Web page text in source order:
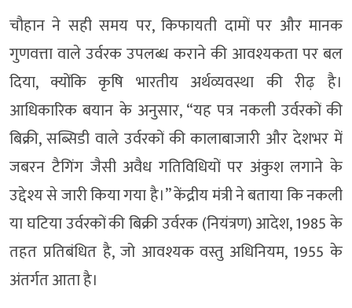
चौहान ने सही समय पर, किफायती दामों पर और मानक
गुणवत्ता वाले उर्वरक उपलब्ध कराने की आवश्यकता पर बल
दिया, क्योंकि कृषि भारतीय अर्थव्यवस्था की रीढ़ है।
आधिकारिक बयान के अनुसार, “यह पत्र नकली उर्वरकों की
बिक्री, सब्सिडी वाले उर्वरकों की कालाबाजारी और देशभर में
जबरन टैगिंग जैसी अवैध गतिविधियों पर अंकुश लगाने के
उद्देश्य से जारी किया गया है।” केंद्रीय मंत्री ने बताया कि नकली
या घटिया उर्वरकों की बिक्री उर्वरक (नियंत्रण) आदेश, 1985 के
तहत प्रतिबंधित है, जो आवश्यक वस्तु अधिनियम, 1955 के
अंतर्गत आता है।